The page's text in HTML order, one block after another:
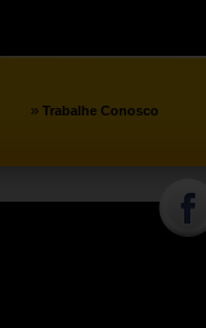
» Trabalhe Conosco